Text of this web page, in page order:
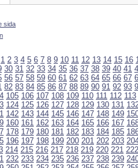
sida
1 2 3 4 5 6 7 8 9 10 11 12 13 14 15 16
30 31 32 33 34 35 36 37 38 39 40 41
56 57 58 59 60 61 62 63 64 65 66 67
82 83 84 85 86 87 88 89 90 91 92 93
105 106 107 108 109 110 111 112 113
124 125 126 127 128 129 130 131
142 143 144 145 146 147 148 149
160 161 162 163 164 165 166 167
178 179 180 181 182 183 184 185
196 197 198 199 200 201 202 203
214 215 216 217 218 219 220 221 222
232 233 234 235 236 237 238 239